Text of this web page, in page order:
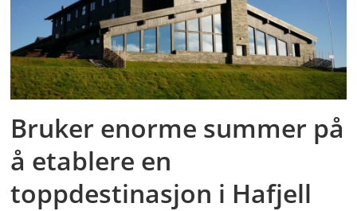
Bruker enorme summer på
å etablere en
toppdestinasjon i Hafjell